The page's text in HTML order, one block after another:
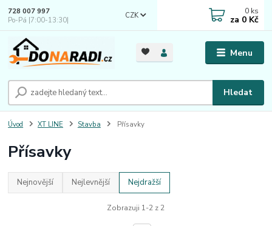
Menu
CZK
Hledat
728 007 997
Po-Pá |7:00-13:30|
0 ks
za 0 Kč
Úvod XT LINE Stavba Přísavky
Přísavky
Nejnovější Nejlevnější Nejdražší
Zobrazuji 1-2 z 2